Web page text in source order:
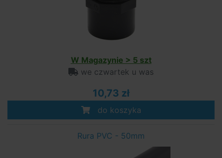
W Magazynie > 5 szt
we czwartek u was
10,73 zł
do koszyka
Rura PVC - 50mm